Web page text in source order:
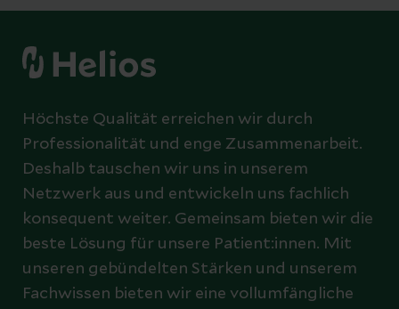
Höchste Qualität erreichen wir durch
Professionalität und enge Zusammenarbeit.
Deshalb tauschen wir uns in unserem
Netzwerk aus und entwickeln uns fachlich
konsequent weiter. Gemeinsam bieten wir die
beste Lösung für unsere Patient:innen. Mit
unseren gebündelten Stärken und unserem
Fachwissen bieten wir eine vollumfängliche